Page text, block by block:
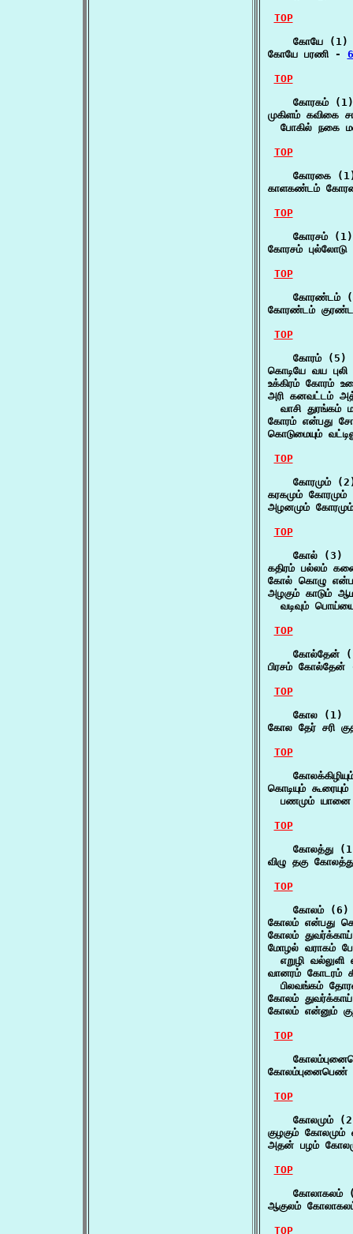
TOP
    கோயே (1)
கோயே பரணி -
TOP
    கோரகம் (1)
முகிளம் கவிகை
போகில் நகை
TOP
கோரகை
காளகண்டம்
TOP
    கோரசம் (1)
கோரசம்
TOP
கோரண்டம்
கோரண்டம்
TOP
    கோரம் (5)
கொடியே வய
உக்கிரம் கோரம்
அரி கனவட்டம்
வாசி துரங்கம்
கோரம் என்பது
கொடுமையும்
TOP
கோரமும்
கரகமும்
அழனமும்
TOP
    கோல் (3)
கதிரம் பல்லம்
கோல் கொழு
அழகும் காடும்
வடிவும்
TOP
கோல்தேன்
பிரசம்
TOP
    கோல (1)
கோல தேர் சரி
TOP
கொடியும்
பணமும் யானை
TOP
கோலத்து
விழு தகு
TOP
    கோலம் (6)
கோலம் என்பது
கோலம்
மோழல் வராகம்
எறுழி
வானரம் கோடரம்
பிலவங்கம்
கோலம்
கோலம் என்னும்
TOP
TOP
கோலமும்
குழகும் கோலமும்
அதன் பழம்
TOP
கோலாகலம்
ஆகுலம்
TOP